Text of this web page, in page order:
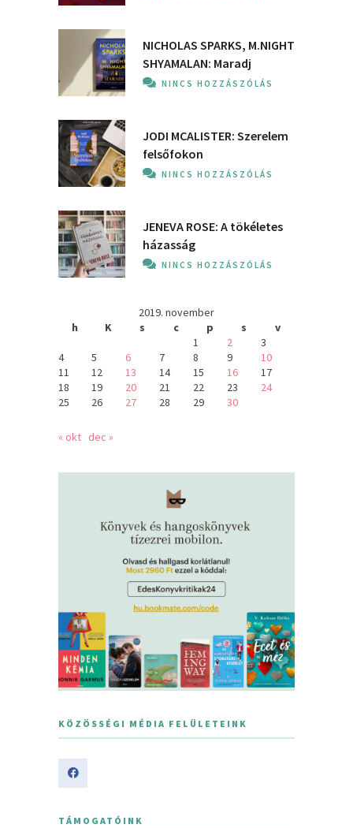
NICHOLAS SPARKS, M.NIGHT
SHYAMALAN: Maradj
NINCS HOZZÁSZÓLÁS
JODI MCALISTER: Szerelem
felsőfokon
NINCS HOZZÁSZÓLÁS
JENEVA ROSE: A ​tökéletes
házasság
NINCS HOZZÁSZÓLÁS
2019. november
h
K s c p s
v
1
2
3
4
5 6 7 8 9
10
11
12 13 14 15 16
17
18
19 20 21 22 23
24
25
26 27 28 29 30
« okt dec »
KÖZÖSSÉGI MÉDIA FELÜLETEINK
TÁMOGATÓINK